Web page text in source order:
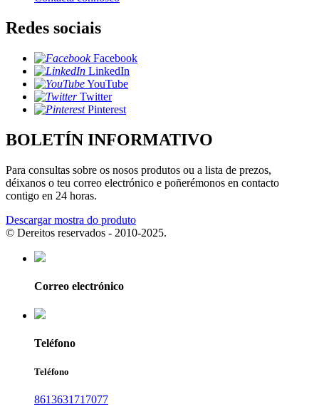
Redes sociais
Facebook
LinkedIn
YouTube
Twitter
Pinterest
BOLETÍN INFORMATIVO
Para consultas sobre os nosos produtos ou a lista de prezos,
déixanos o teu correo electrónico e poñerémonos en contacto
contigo en 24 horas.
Descargar mostra do produto
© Dereitos reservados - 2010-2025.
Correo electrónico
Teléfono
Teléfono
8613631717077